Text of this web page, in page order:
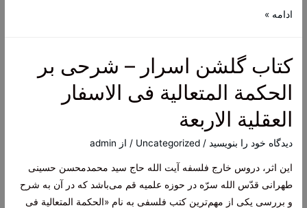
کتاب
تاریخ
پیامبر
اکرم
صلی
و
علیه
و
آله
ادامه »
کتاب گلشن اسرار – شرحی بر
الحکمة المتعالیة‌ فی الاسفار
العقلیة‌ الاربعة
دیدگاه‌ خود را بنویسید /
Uncategorized / از admin
این اثر، دروس خارج فلسفه آیت الله حاج سید محمدمحسن حسینی
طهرانی قدّس الله سرّه در حوزه علمیه قم می‌باشد که در آن به شرح
و بررسی یکی از مهم‌ترین کتب فلسفی به نام «الحکمة المتعالیة‌ فی